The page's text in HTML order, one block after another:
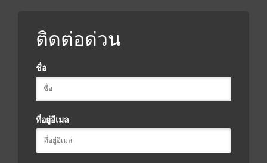
ติดต่อด่วน
ชื่อ
ที่อยู่อีเมล